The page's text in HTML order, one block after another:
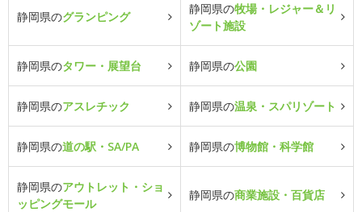
静岡県のグランピング
静岡県の牧場・レジャー＆リ
ゾート施設
静岡県のタワー・展望台 静岡県の公園
静岡県のアスレチック 静岡県の温泉・スパリゾート
静岡県の道の駅・SA/PA 静岡県の博物館・科学館
静岡県のアウトレット・ショ
ッピングモール
静岡県の商業施設・百貨店